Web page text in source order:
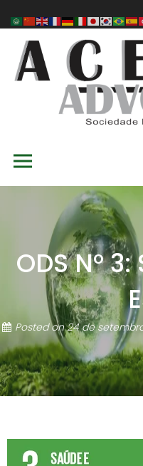
to
content
ODS N°
Posted on24 de